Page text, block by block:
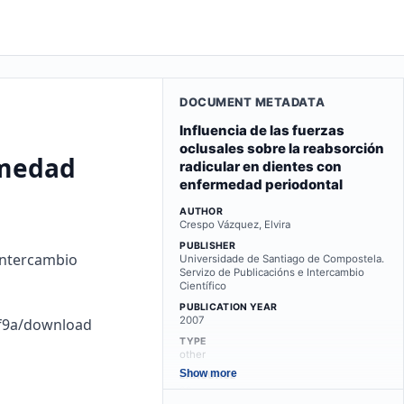
download
DOCUMENT METADATA
Influencia de las fuerzas
oclusales sobre la reabsorción
radicular en dientes con
enfermedad periodontal
AUTHOR
Crespo Vázquez, Elvira
PUBLISHER
Universidade de Santiago de Compostela.
Servizo de Publicacións e Intercambio
Científico
PUBLICATION YEAR
2007
TYPE
other
LANGUAGE
es
Show more